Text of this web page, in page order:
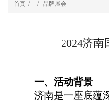
首页 / / 品牌展会
2024济南
一、活动背景
济南是一座底蕴深